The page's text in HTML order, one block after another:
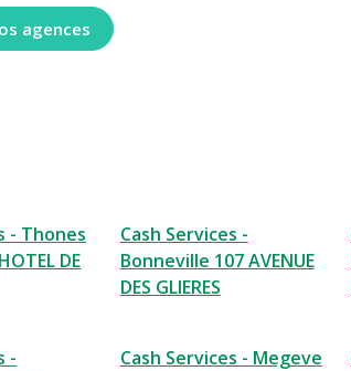
agences
- Thones
DE
Cash Services -
Bonneville 107 AVENUE
DES GLIERES
-
Cash Services - Megeve